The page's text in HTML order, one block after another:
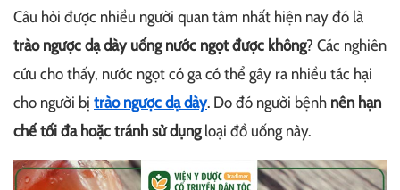
Câu hỏi được nhiều người quan tâm nhất hiện nay đó là
trào ngược dạ dày uống nước ngọt được không? Các nghiên
cứu cho thấy, nước ngọt có ga có thể gây ra nhiều tác hại
cho người bị trào ngược dạ dày. Do đó người bệnh nên hạn
chế tối đa hoặc tránh sử dụngloại đồ uống này.